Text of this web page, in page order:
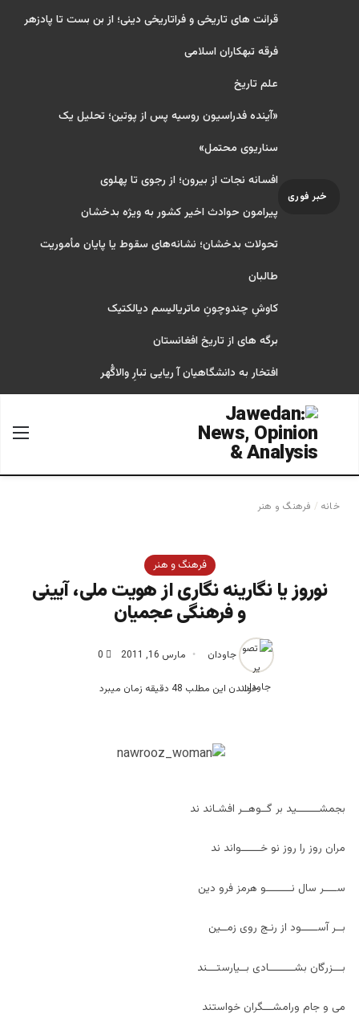
خبر فوری
قرائت های تاریخی و فراتاریخی دینی؛ از بن بست تا پادزهر
فرقه تبهکاران اسلامی
علم تاریخ
«آینده فدراسیون روسیه پس از پوتین؛ تحلیل یک
سناریوی محتمل»
افسانه نجات از بیرون؛ از رجوی تا پهلوی
پیرامون حوادث اخیر کشور به ویژه بدخشان
تحولات بدخشان؛ نشانه‌های سقوط یا پایان مأموریت
طالبان
کاوشِ چندو‌چونِ ماتریالیسم دیالکتیک
برگه های از تاریخ افغانستان
افتخار به دانشگاهیان آ ریایی تبارِ والاگُهر
جستجو برای
خانه / فرهنگ و هنر
فرهنگ و هنر
نوروز یا نگارينه نگاری از هویت ملی، آيينی
و فرهنگی عجمیان
جاودان مارس 16, 2011 0
خواندن این مطلب 48 دقیقه زمان میبرد
بجمشـــــــيد بر گــوهــر افشـاند ند
مران روز را روز نو خــــــواند ند
ســــر سال نــــــــو هرمز فرو دین
بــر آســـــود از رنـج روی زمــين
بـــزرگان بشــــــــادی بــيارستـــند
می و جام ورامشـــگران خواستند